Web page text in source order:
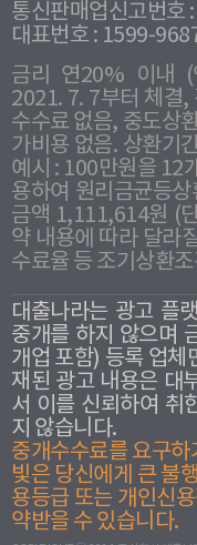
통신판매업신고번호
대표번호 : 1599-
금리 연20% 이내 (
2021. 7. 7부터 체결,
수수료 없음, 중도상
가비용 없음. 상환기
예시 : 100만원을 12
용하여 원리금균등
금액 1,111,614원 (
약 내용에 따라 달라
수료율 등 조기상환
대출나라는 광고 플
중개를 하지 않으며
개업 포함) 등록 업체
재된 광고 내용은 대
서 이를 신뢰하여 취
지 않습니다.
중개수수료를 요구
빛은 당신에게 큰 불
용등급 또는 개인신
약받을 수 있습니다.